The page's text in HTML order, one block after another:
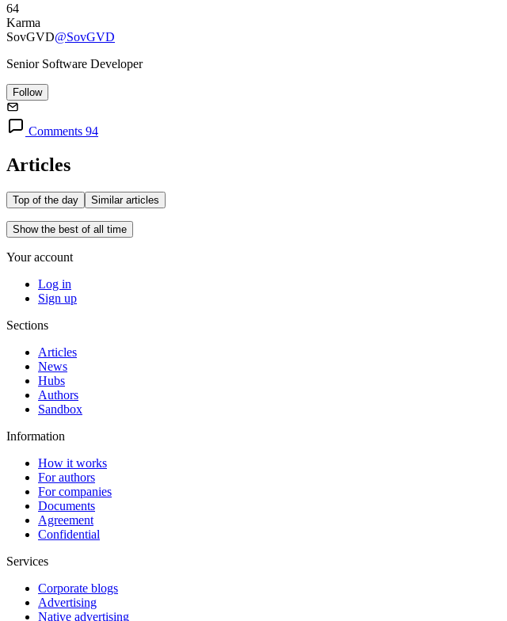
64
Karma
SovGVD@SovGVD
Senior Software Developer
Follow
Comments 94
Articles
Top of the day Similar articles
Show the best of all time
Your account
Log in
Sign up
Sections
Articles
News
Hubs
Authors
Sandbox
Information
How it works
For authors
For companies
Documents
Agreement
Confidential
Services
Corporate blogs
Advertising
Native advertising